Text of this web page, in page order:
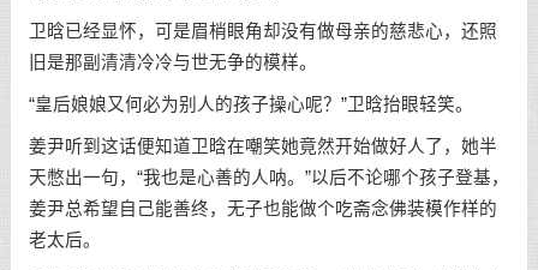
卫晗已经显怀，可是眉梢眼角却没有做母亲的慈悲心，还照
旧是那副清清冷冷与世无争的模样。
“皇后娘娘又何必为别人的孩子操心呢？”卫晗抬眼轻笑。
姜尹听到这话便知道卫晗在嘲笑她竟然开始做好人了，她半
天憋出一句，“我也是心善的人呐。”以后不论哪个孩子登基，
姜尹总希望自己能善终，无子也能做个吃斋念佛装模作样的
老太后。